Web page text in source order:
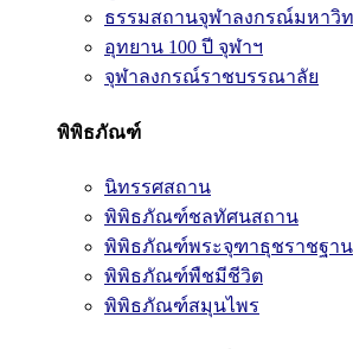
ธรรมสถานจุฬาลงกรณ์มหาวิ
อุทยาน 100 ปี จุฬาฯ
จุฬาลงกรณ์ราชบรรณาลัย
พิพิธภัณฑ์
นิทรรศสถาน
พิพิธภัณฑ์ชลทัศนสถาน
พิพิธภัณฑ์พระจุฑาธุชราชฐาน
พิพิธภัณฑ์พืชมีชีวิต
พิพิธภัณฑ์สมุนไพร